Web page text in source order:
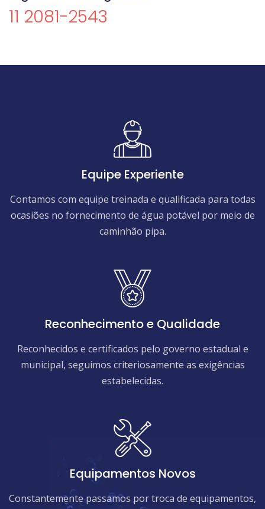
11 2081-2543
Equipe Experiente
Contamos com equipe treinada e qualificada para todas
ocasiões no fornecimento de água potável por meio de
caminhão pipa.
Reconhecimento e Qualidade
Reconhecidos e certificados pelo governo estadual e
municipal, seguimos criteriosamente as exigências
estabelecidas.
Equipamentos Novos
Constantemente passamos por troca de equipamentos,